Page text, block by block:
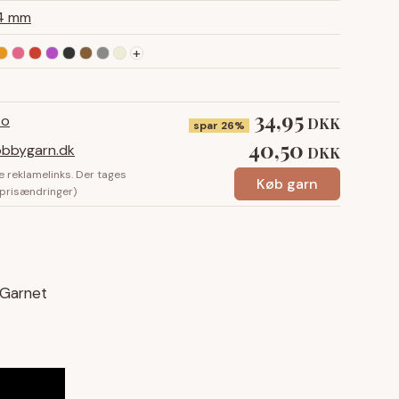
mm
+
spar 26% 34,95 DKK
40,50 DKK
reklamelinks. Der tages
Køb garn